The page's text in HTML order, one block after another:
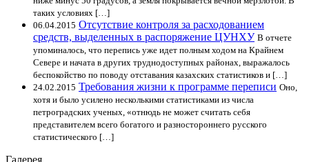
таких условиях […]
06.04.2015 Отсутствие контроля за расходованием
средств, выделенных в распоряжение ЦУНХУ В отчете
упоминалось, что перепись уже идет полным ходом на Крайнем
Севере и начата в других труднодоступных районах, выражалось
беспокойство по поводу отставания казахских статистиков и […]
24.02.2015 Требования жизни к программе переписи Оно,
хотя и было усилено несколькими статистиками из числа
петроградских ученых, «отнюдь не может считать себя
представителем всего богатого и разностороннего русского
статистического […]